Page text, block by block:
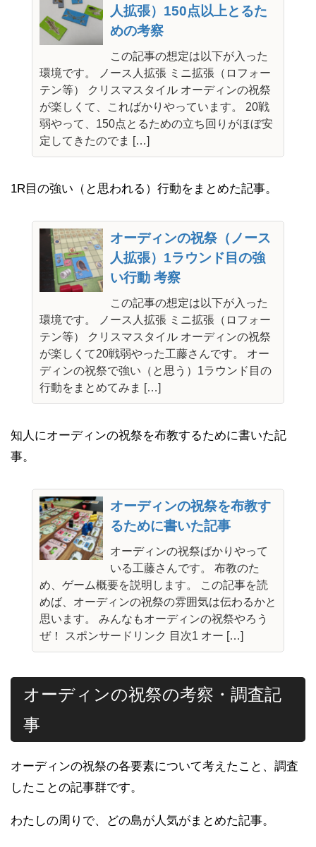
人拡張）150点以上とるた
めの考察
この記事の想定は以下が入った
環境です。 ノース人拡張 ミニ拡張（ロフォー
テン等） クリスマスタイル オーディンの祝祭
が楽しくて、こればかりやっています。 20戦
弱やって、150点とるための立ち回りがほぼ安
定してきたのでま […]
1R目の強い（と思われる）行動をまとめた記事。
オーディンの祝祭（ノース
人拡張）1ラウンド目の強
い行動 考察
この記事の想定は以下が入った
環境です。 ノース人拡張 ミニ拡張（ロフォー
テン等） クリスマスタイル オーディンの祝祭
が楽しくて20戦弱やった工藤さんです。 オー
ディンの祝祭で強い（と思う）1ラウンド目の
行動をまとめてみま […]
知人にオーディンの祝祭を布教するために書いた記
事。
オーディンの祝祭を布教す
るために書いた記事
オーディンの祝祭ばかりやって
いる工藤さんです。 布教のた
め、ゲーム概要を説明します。 この記事を読
めば、オーディンの祝祭の雰囲気は伝わるかと
思います。 みんなもオーディンの祝祭やろう
ぜ！ スポンサードリンク 目次1 オー […]
オーディンの祝祭の考察・調査記
事
オーディンの祝祭の各要素について考えたこと、調査
したことの記事群です。
わたしの周りで、どの島が人気がまとめた記事。